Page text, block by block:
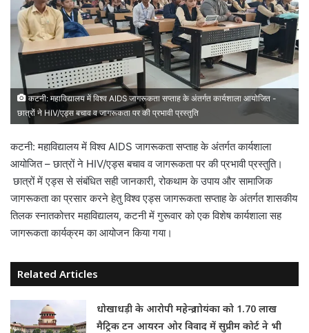
कटनी: महाविद्यालय में विश्व AIDS जागरूकता सप्ताह के अंतर्गत कार्यशाला आयोजित -
छात्रों ने HIV/एड्स बचाव व जागरूकता पर की प्रभावी प्रस्तुति
कटनी: महाविद्यालय में विश्व AIDS जागरूकता सप्ताह के अंतर्गत कार्यशाला
आयोजित – छात्रों ने HIV/एड्स बचाव व जागरूकता पर की प्रभावी प्रस्तुति।
छात्रों में एड्स से संबंधित सही जानकारी, रोकथाम के उपाय और सामाजिक
जागरूकता का प्रसार करने हेतु विश्व एड्स जागरूकता सप्ताह के अंतर्गत शासकीय
तिलक स्नातकोत्तर महाविद्यालय, कटनी में गुरूवार को एक विशेष कार्यशाला सह
जागरूकता कार्यक्रम का आयोजन किया गया।
Related Articles
धोखाधड़ी के आरोपी महेन्द्र गोयंका को 1.70 लाख
मैट्रिक टन आयरन ओर विवाद में सुप्रीम कोर्ट ने भी